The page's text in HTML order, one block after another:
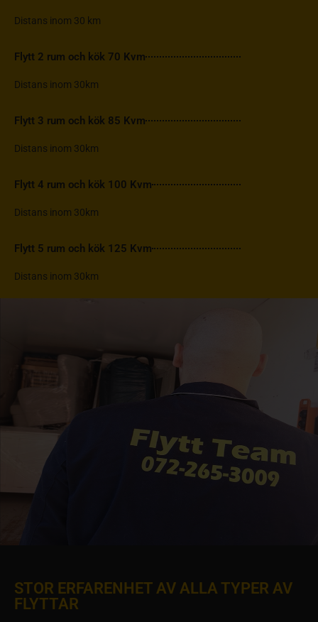
Distans inom 30 km
Flytt 2 rum och kök 70 Kvm
Distans inom 30km
Flytt 3 rum och kök 85 Kvm
Distans inom 30km
Flytt 4 rum och kök 100 Kvm
Distans inom 30km
Flytt 5 rum och kök 125 Kvm
Distans inom 30km
STOR ERFARENHET AV ALLA TYPER AV
FLYTTAR